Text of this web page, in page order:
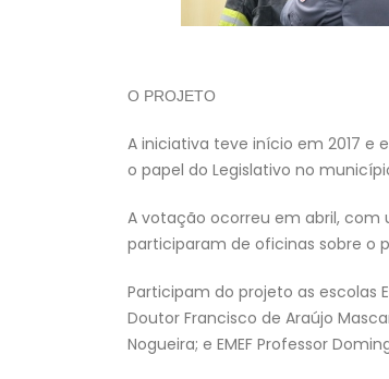
O PROJETO
A iniciativa teve início em 2017
o papel do Legislativo no
A votação ocorreu em abril, com
participaram de oficinas sobre o
Participam do projeto as escolas
Doutor Francisco de Araújo
Nogueira; e EMEF Professor